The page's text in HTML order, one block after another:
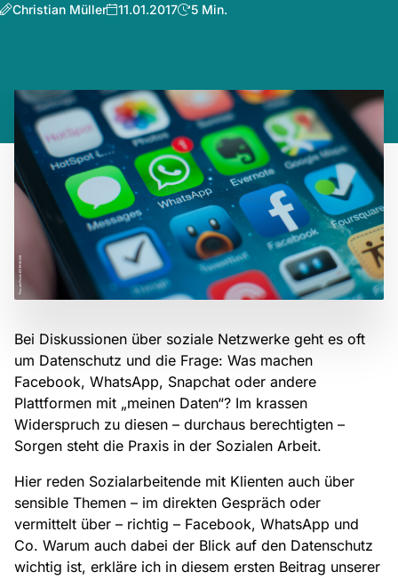
Christian Müller 11.01.2017 5 Min.
Bei Diskussionen über soziale Netzwerke geht es oft
um Datenschutz und die Frage: Was machen
Facebook, WhatsApp, Snapchat oder andere
Plattformen mit „meinen Daten“? Im krassen
Widerspruch zu diesen – durchaus berechtigten –
Sorgen steht die Praxis in der Sozialen Arbeit.
Hier reden Sozialarbeitende mit Klienten auch über
sensible Themen – im direkten Gespräch oder
vermittelt über – richtig – Facebook, WhatsApp und
Co. Warum auch dabei der Blick auf den Datenschutz
wichtig ist, erkläre ich in diesem ersten Beitrag unserer